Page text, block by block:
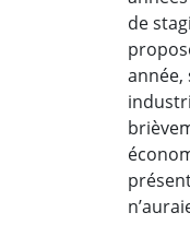
de
année,